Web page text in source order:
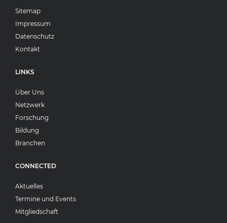
Sitemap
Impressum
Datenschutz
Kontakt
LINKS
Über Uns
Netzwerk
Forschung
Bildung
Branchen
CONNECTED
Aktuelles
Termine und Events
Mitgliedschaft